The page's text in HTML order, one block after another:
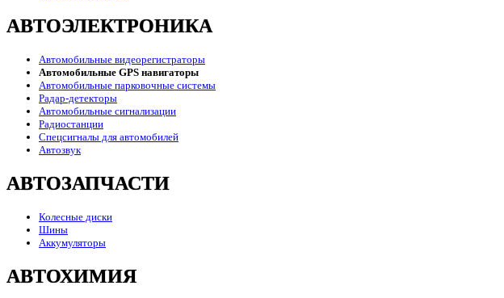
АВТОЭЛЕКТРОНИКА
Автомобильные видеорегистраторы
Автомобильные GPS навигаторы
Автомобильные парковочные системы
Радар-детекторы
Автомобильные сигнализации
Радиостанции
Спецсигналы для автомобилей
Автозвук
АВТОЗАПЧАСТИ
Колесные диски
Шины
Аккумуляторы
АВТОХИМИЯ